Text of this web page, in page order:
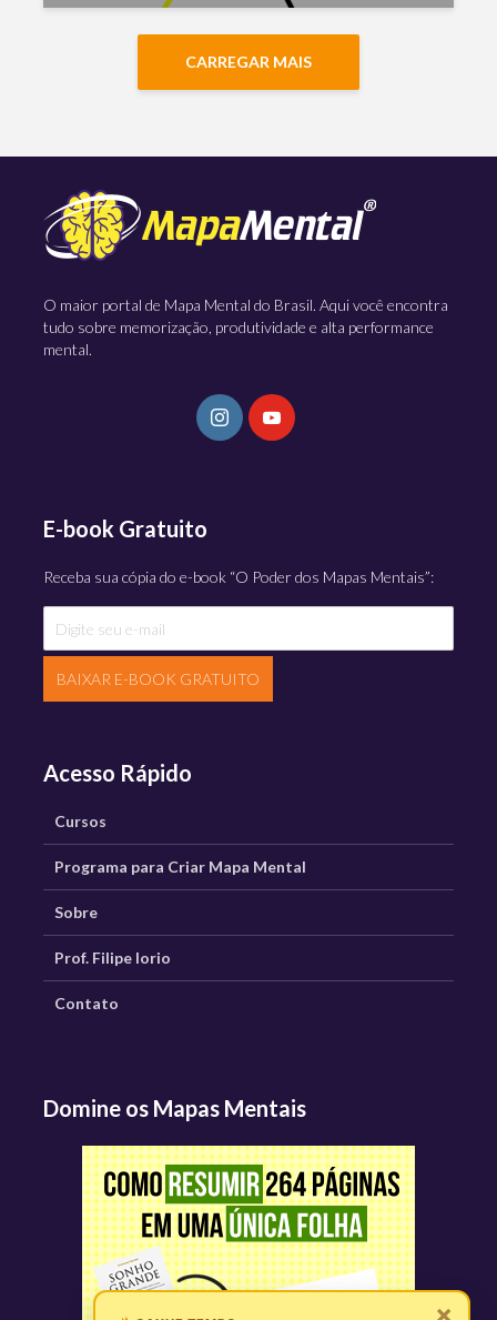
CARREGAR MAIS
O maior portal de Mapa Mental do Brasil. Aqui você encontra
tudo sobre memorização, produtividade e alta performance
mental.
E-book Gratuito
Receba sua cópia do e-book “O Poder dos Mapas Mentais”:
BAIXAR E-BOOK GRATUITO
Acesso Rápido
Cursos
Programa para Criar Mapa Mental
Sobre
Prof. Filipe Iorio
Contato
Domine os Mapas Mentais